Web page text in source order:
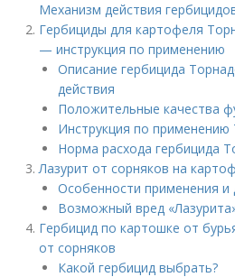
Механизм действия
Гербициды для картофеля
— инструкция по применению
Описание гербицида
действия
Положительные качества
Инструкция по применению
Норма расхода гербицида
Лазурит от сорняков на
Особенности применения и
Возможный вред
Гербицид по картошке от
от сорняков
Какой гербицид выбрать?